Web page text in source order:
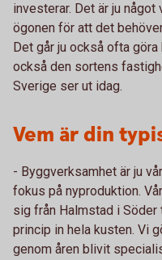
investerar. Det är ju
ögonen för att det
Det går ju också ofta
också den sortens
Sverige ser ut idag.
Vem är din
- Byggverksamhet är ju
fokus på nyproduktion.
sig från Halmstad i Söder
princip in hela kusten. Vi
genom åren blivit